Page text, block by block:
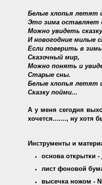
Белые хлопья летят
Это зима оставляет
Можно увидеть
И новогодние милые
Если поверить в
Сказочный мир,
Можно понять и
Старые сны.
Белые хлопья летят
Сказку пойми...
А у меня сегодня
хочется......., ну хотя
Инструменты и
основа открытки
лист фоновой
высечка ножом -